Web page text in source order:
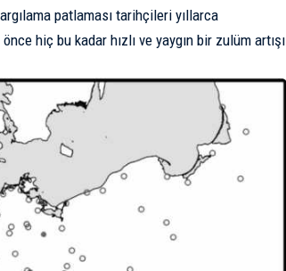
patlaması tarihçileri yıllarca
hiç bu kadar hızlı ve yaygın bir zulüm artışı